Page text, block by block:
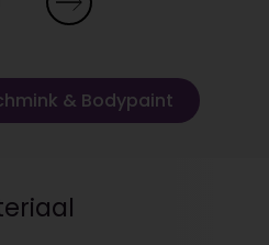
& Bodypaint